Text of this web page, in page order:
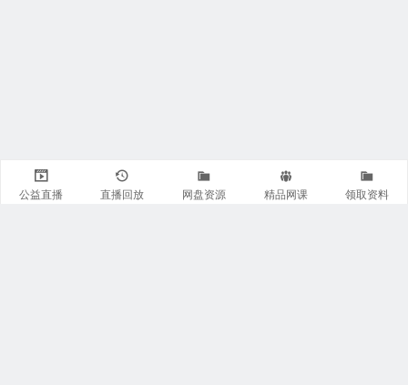
公益直播 直播回放 网盘资源 精品网课 领取资料